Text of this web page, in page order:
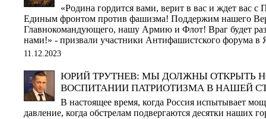
«Родина гордится вами, верит в вас и ждет вас с
Единым фронтом против фашизма! Поддержим нашего
Главнокомандующего, нашу Армию и Флот! Враг будет
нами!» - призвали участники Антифашистского форума в
11.12.2023
ЮРИЙ ТРУТНЕВ: МЫ ДОЛЖНЫ ОТКРЫТЬ
ВОСПИТАНИИ ПАТРИОТИЗМА В НАШЕЙ
В настоящее время, когда Россия испытывает
давление, когда обстрелам подвергаются десятки наших